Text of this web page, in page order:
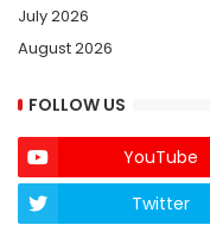
July 2026
August 2026
FOLLOW US
YouTube
Twitter